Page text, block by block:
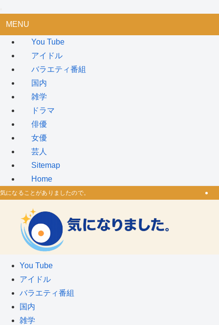
MENU
You Tube
アイドル
バラエティ番組
国内
雑学
ドラマ
俳優
女優
芸人
Sitemap
Home
気になることがありましたので。
You Tube
アイドル
バラエティ番組
国内
雑学